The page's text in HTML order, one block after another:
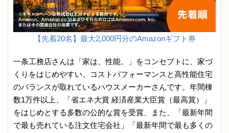
【先着20名】最大2,000円分のAmazonギフト券
一条工務店さんは「家は、性能。」をコンセプトに、家づ
くりをはじめやすい、コストパフォーマンスと高性能住宅
のバランスが取れているハウスメーカーさんです。年間棟
数1万件以上、「省エネ大賞 経済産業大臣賞（最高賞）」
をはじめとする多数の公的な賞を受賞、また、「最新年間
で最も売れている注文住宅会社」「最新年間で最も多くの